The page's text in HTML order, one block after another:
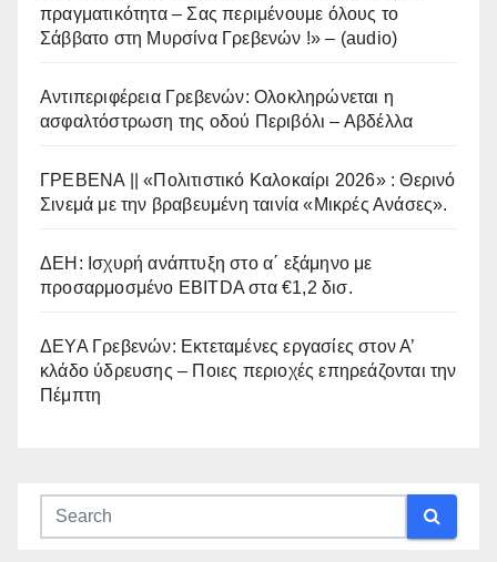
πραγματικότητα – Σας περιμένουμε όλους το
Σάββατο στη Μυρσίνα Γρεβενών !» – (audio)
Αντιπεριφέρεια Γρεβενών: Ολοκληρώνεται η
ασφαλτόστρωση της οδού Περιβόλι – Αβδέλλα
ΓΡΕΒΕΝΑ || «Πολιτιστικό Καλοκαίρι 2026» : Θερινό
Σινεμά με την βραβευμένη ταινία «Μικρές Ανάσες».
ΔΕΗ: Ισχυρή ανάπτυξη στο α΄ εξάμηνο με
προσαρμοσμένο EBITDA στα €1,2 δισ.
ΔΕΥΑ Γρεβενών: Εκτεταμένες εργασίες στον Α’
κλάδο ύδρευσης – Ποιες περιοχές επηρεάζονται την
Πέμπτη